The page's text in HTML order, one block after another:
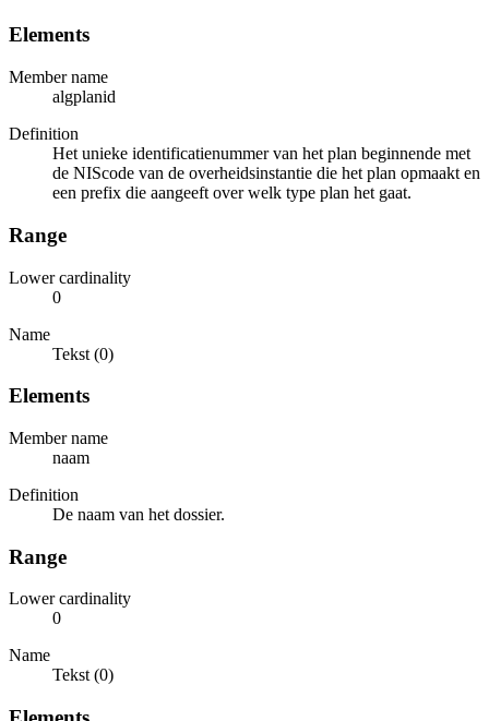
Elements
Member name
algplanid
Definition
Het unieke identificatienummer van het plan beginnende met
de NIScode van de overheidsinstantie die het plan opmaakt en
een prefix die aangeeft over welk type plan het gaat.
Range
Lower cardinality
0
Name
Tekst (0)
Elements
Member name
naam
Definition
De naam van het dossier.
Range
Lower cardinality
0
Name
Tekst (0)